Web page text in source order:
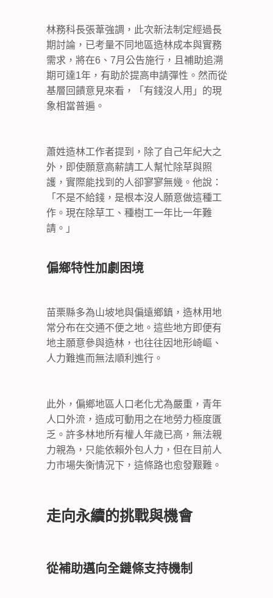
林務科長張葦強調，此次新法制定經過長
期討論，已考量不同地區造林成本與實務
需求，將在6、7月公告施行，且補助追溯
期可達1年，有助於提高申請彈性。然而從
基層回饋意見來看，「有錢沒人用」的現
象相當普遍。
蕭姓造林工作者提到，除了自己年紀大之
外，即使願意高薪請工人幫忙除草與照
護，實際能找到的人卻寥寥無幾。他說：
「不是不給錢，是根本沒人願意做這種工
作。現在除草工、種樹工一年比一年難
請。」
偏鄉特性加劇困境
苗栗縣多為山坡地與偏遠鄉鎮，造林用地
常分布在交通不便之地。這些地方即便有
地主願意參與造林，也往往因地形崎嶇、
人力難進而無法順利進行。
此外，偏鄉地區人口老化尤為嚴重，青年
人口外流，造成可動用之在地勞力極度匱
乏。許多林地所有權人年歲已高，無法親
力親為，只能依賴外包人力，但在目前人
力市場失衡情況下，這條路也愈發艱難。
走向永續的挑戰與機會
從補助邁向全鏈條支持機制